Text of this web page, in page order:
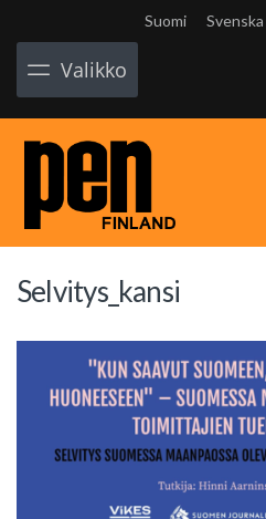
Suomi Svenska
Valikko
Selvitys_kansi